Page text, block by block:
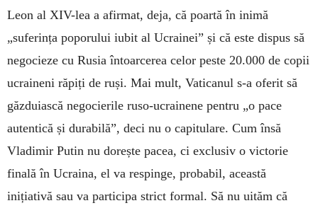
Leon al XIV-lea a afirmat, deja, că poartă în inimă
„suferința poporului iubit al Ucrainei” și că este dispus să
negocieze cu Rusia întoarcerea celor peste 20.000 de copii
ucraineni răpiți de ruși. Mai mult, Vaticanul s-a oferit să
găzduiască negocierile ruso-ucrainene pentru „o pace
autentică și durabilă”, deci nu o capitulare. Cum însă
Vladimir Putin nu dorește pacea, ci exclusiv o victorie
finală în Ucraina, el va respinge, probabil, această
inițiativă sau va participa strict formal. Să nu uităm că